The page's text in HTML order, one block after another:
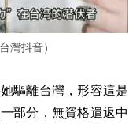
灣抖音）
驅離台灣，形容這是
部分，無資格遣返中